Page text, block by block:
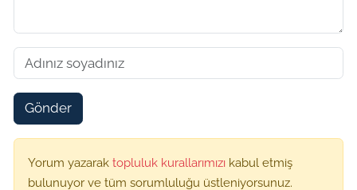
Gönder
Yorum yazarak topluluk kurallarımızı kabul etmiş
bulunuyor ve tüm sorumluluğu üstleniyorsunuz.